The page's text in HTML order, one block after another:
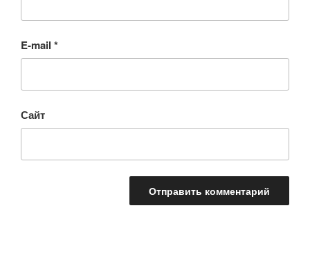
E-mail *
Сайт